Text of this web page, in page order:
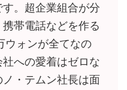
。超企業組合が分
帯電話などを作る
ウォンが全てなの
への愛着はゼロな
・テムン社長は面